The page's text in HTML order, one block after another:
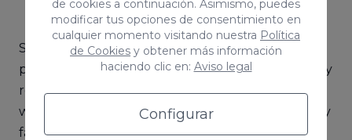
de cookies a continuación. Asimismo, puedes
modificar tus opciones de consentimiento en
cualquier momento visitando nuestra Política
de Cookies y obtener más información
haciendo clic en: Aviso legal
Configurar
Su sitio web ofrece acceso directo a secciones
populares como gafas de sol, lentes de contacto y
revisiones oculares gratuitas. Al acceder a su sitio
web, nos encontramos con una interfaz intuitiva y
fácil de navegar. El menú principal está bien